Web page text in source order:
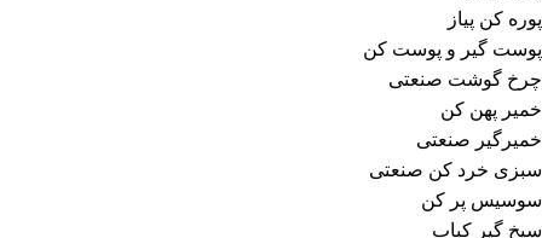
پوره کن پیاز
پوست گیر و پوست کن
چرخ گوشت صنعتی
خمیر پهن کن
خمیرگیر صنعتی
سبزی خرد کن صنعتی
سوسیس پر کن
سیخ گیر کباب